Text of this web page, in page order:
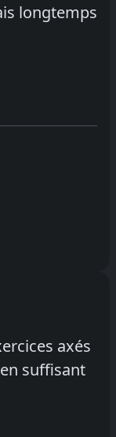
longtemps
axés
suffisant